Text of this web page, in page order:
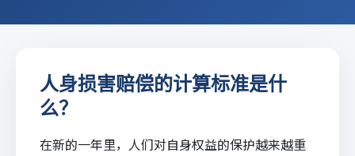
人身损害赔偿的计算标准是什
么？
在新的一年里，人们对自身权益的保护越来越重